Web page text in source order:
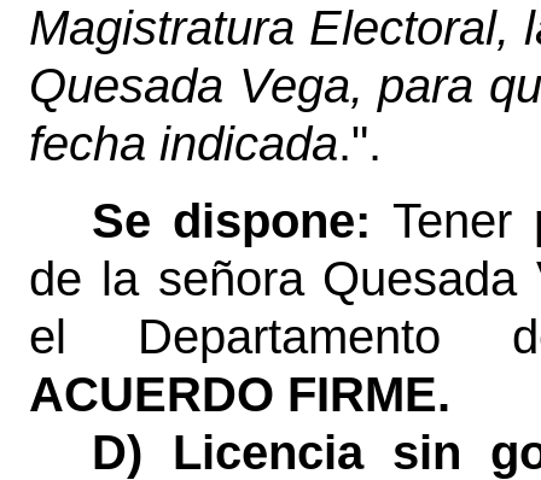
Magistratura Electoral,
Quesada Vega, para
fecha indicada.".
Se dispone:Tener
de la señora Quesada
el Departamento
ACUERDO FIRME.
D)
Licencia sin